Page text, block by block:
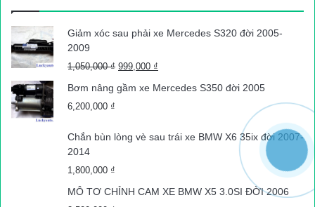
Giảm xóc sau phải xe Mercedes S320 đời 2005-
2009
1,050,000₫ Giá
là:
999,000 ₫
Bơm nâng gầm xe Mercedes S350 đời 2005
6,200,000 ₫
Chắn bùn lòng vè sau trái xe BMW X6 35ix đời 2007-
2014
1,800,000 ₫
MÔ TƠ CHỈNH CAM XE BMW X5 3.0SI ĐỜI 2006